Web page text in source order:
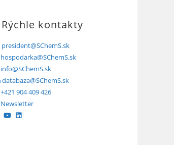
Rýchle kontakty
president@SChemS.sk
hospodarka@SChemS.sk
info@SChemS.sk
databaza@SChemS.sk
+421 904 409 426
Newsletter